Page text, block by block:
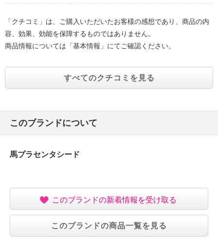
「クチコミ」は、ご購入いただいたお客様の感想であり、商品の内
容、効果、効能を保障するものではありません。
商品情報については「基本情報」にてご確認ください。
すべてのクチコミを見る
このブランドについて
馬プラセンタシード
このブランドの新着情報を受け取る
このブランドの商品一覧を見る